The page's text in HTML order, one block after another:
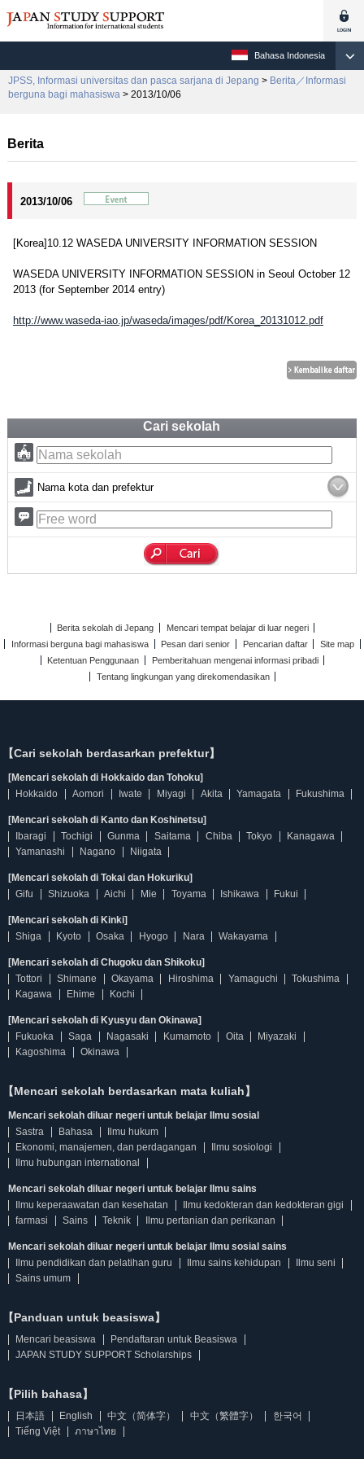
Bahasa Indonesia
JPSS, Informasi universitas dan pasca sarjana di Jepang > Berita／Informasi
berguna bagi mahasiswa > 2013/10/06
Berita
2013/10/06
[Korea]10.12 WASEDA UNIVERSITY INFORMATION SESSION
WASEDA UNIVERSITY INFORMATION SESSION in Seoul October 12
2013 (for September 2014 entry)
http://www.waseda-iao.jp/waseda/images/pdf/Korea_20131012.pdf
Cari sekolah
Nama kota dan prefektur
Berita sekolah di Jepang
Mencari tempat belajar di luar negeri
Informasi berguna bagi mahasiswa
Pesan dari senior Pencarian daftar
Site map
Ketentuan Penggunaan
Pemberitahuan mengenai informasi pribadi
Tentang lingkungan yang direkomendasikan
【Cari sekolah berdasarkan prefektur】
[Mencari sekolah di Hokkaido dan Tohoku]
Hokkaido
Aomori Iwate Miyagi Akita Yamagata Fukushima
[Mencari sekolah di Kanto dan Koshinetsu]
Ibaragi
Tochigi Gunma Saitama Chiba Tokyo
Kanagawa
Yamanashi
Nagano Niigata
[Mencari sekolah di Tokai dan Hokuriku]
Gifu
Shizuoka Aichi Mie Toyama Ishikawa Fukui
[Mencari sekolah di Kinki]
Shiga
Kyoto Osaka Hyogo Nara Wakayama
[Mencari sekolah di Chugoku dan Shikoku]
Tottori
Shimane Okayama Hiroshima Yamaguchi
Tokushima
Kagawa
Ehime Kochi
[Mencari sekolah di Kyusyu dan Okinawa]
Fukuoka
Saga Nagasaki Kumamoto Oita
Miyazaki
Kagoshima
Okinawa
【Mencari sekolah berdasarkan mata kuliah】
Mencari sekolah diluar negeri untuk belajar Ilmu sosial
Sastra
Bahasa
Ilmu hukum
Ekonomi, manajemen, dan perdagangan
Ilmu sosiologi
Ilmu hubungan international
Mencari sekolah diluar negeri untuk belajar Ilmu sains
Ilmu keperaawatan dan kesehatan
Ilmu kedokteran dan kedokteran gigi
farmasi
Sains Teknik Ilmu pertanian dan perikanan
Mencari sekolah diluar negeri untuk belajar Ilmu sosial sains
Ilmu pendidikan dan pelatihan guru
Ilmu sains kehidupan
Ilmu seni
Sains umum
【Panduan untuk beasiswa】
Mencari beasiswa
Pendaftaran untuk Beasiswa
JAPAN STUDY SUPPORT Scholarships
【Pilih bahasa】
日本語 English 中文（简体字） 中文（繁體字）
한국어
Tiếng Việt
ภาษาไทย